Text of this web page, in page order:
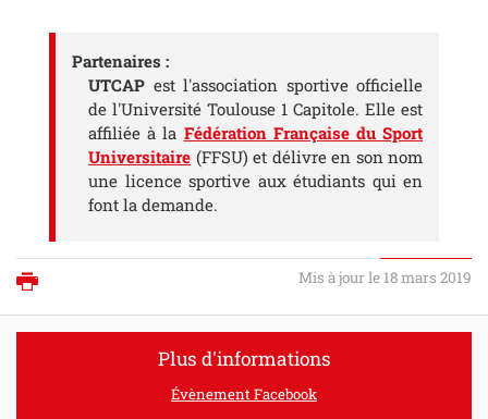
Partenaires :
UTCAP est l'association sportive officielle
de l'Université Toulouse 1 Capitole. Elle est
affiliée à la Fédération Française du Sport
Universitaire (FFSU) et délivre en son nom
une licence sportive aux étudiants qui en
font la demande.
Mis à jour le 18 mars 2019
Plus d'informations
Évènement Facebook